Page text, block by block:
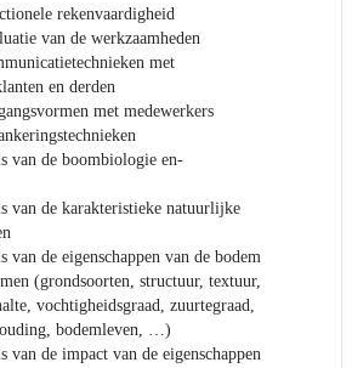
rekenvaardigheid
van de werkzaamheden
met
en derden
met medewerkers
van de boombiologie en-
van de karakteristieke natuurlijke
van de eigenschappen van de bodem
(grondsoorten, structuur, textuur,
vochtigheidsgraad, zuurtegraad,
bodemleven, …)
van de impact van de eigenschappen